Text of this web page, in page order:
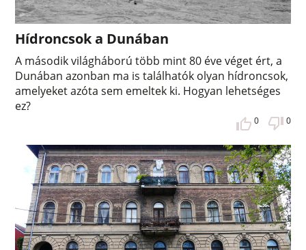
Hídroncsok a Dunában
A második világháború több mint 80 éve véget ért, a
Dunában azonban ma is találhatók olyan hídroncsok,
amelyeket azóta sem emeltek ki. Hogyan lehetséges
ez?
0 0